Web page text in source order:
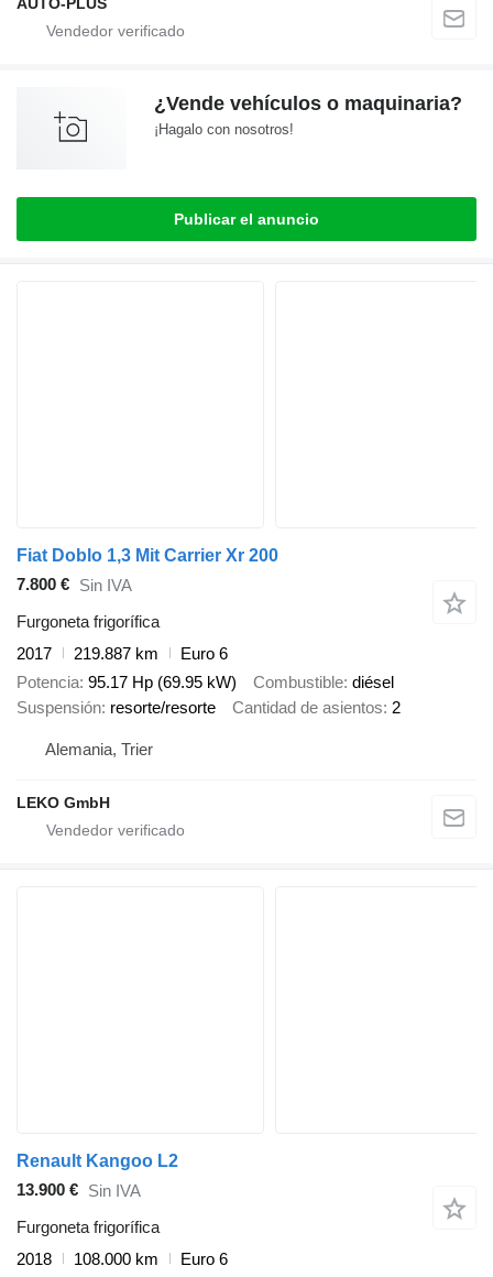
¿Vende vehículos o maquinaria?
¡Hagalo con nosotros!
Publicar el anuncio
Fiat Doblo 1,3 Mit Carrier Xr 200
7.800 € Sin IVA
Furgoneta frigorífica
2017
219.887 km
Euro 6
Potencia 95.17 Hp (69.95 kW) Combustible diésel
Suspensión resorte/resorte Cantidad de asientos 2
Alemania, Trier
LEKO GmbH
Renault Kangoo L2
13.900 € Sin IVA
Furgoneta frigorífica
2018
108.000 km
Euro 6